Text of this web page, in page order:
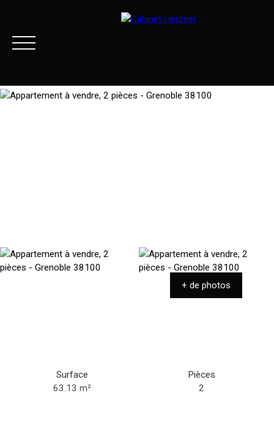
+ de photos
Surface
63.13m²
Pièces
2